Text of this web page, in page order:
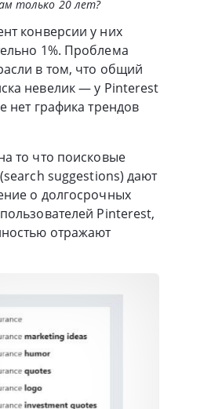
только 20 лет?
конверсии у них
1%. Проблема
в том, что общий
невелик — у Pinterest
нет графика трендов
то что поисковые
suggestions) дают
о долгосрочных
Pinterest,
отражают